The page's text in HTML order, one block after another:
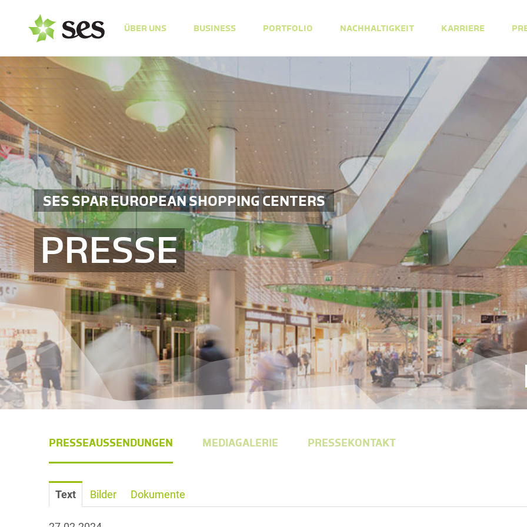
ÜBER UNS BUSINESS PORTFOLIO NACHHALTIGKEIT KARRIERE
SES SPAR EUROPEAN SHOPPING CENTERS
PRESSE
PRESSEAUSSENDUNGEN MEDIAGALERIE PRESSEKONTAKT
Text Bilder Dokumente